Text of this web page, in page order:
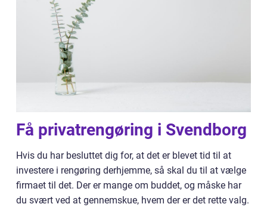
Få privatrengøring i Svendborg
Hvis du har besluttet dig for, at det er blevet tid til at
investere i rengøring derhjemme, så skal du til at vælge
firmaet til det. Der er mange om buddet, og måske har
du svært ved at gennemskue, hvem der er det rette valg.